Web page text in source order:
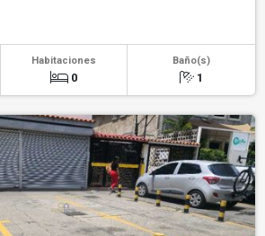
Habitaciones
0
Baño(s)
1